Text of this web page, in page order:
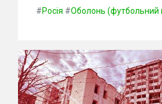
#Росія #Оболонь (футбольний